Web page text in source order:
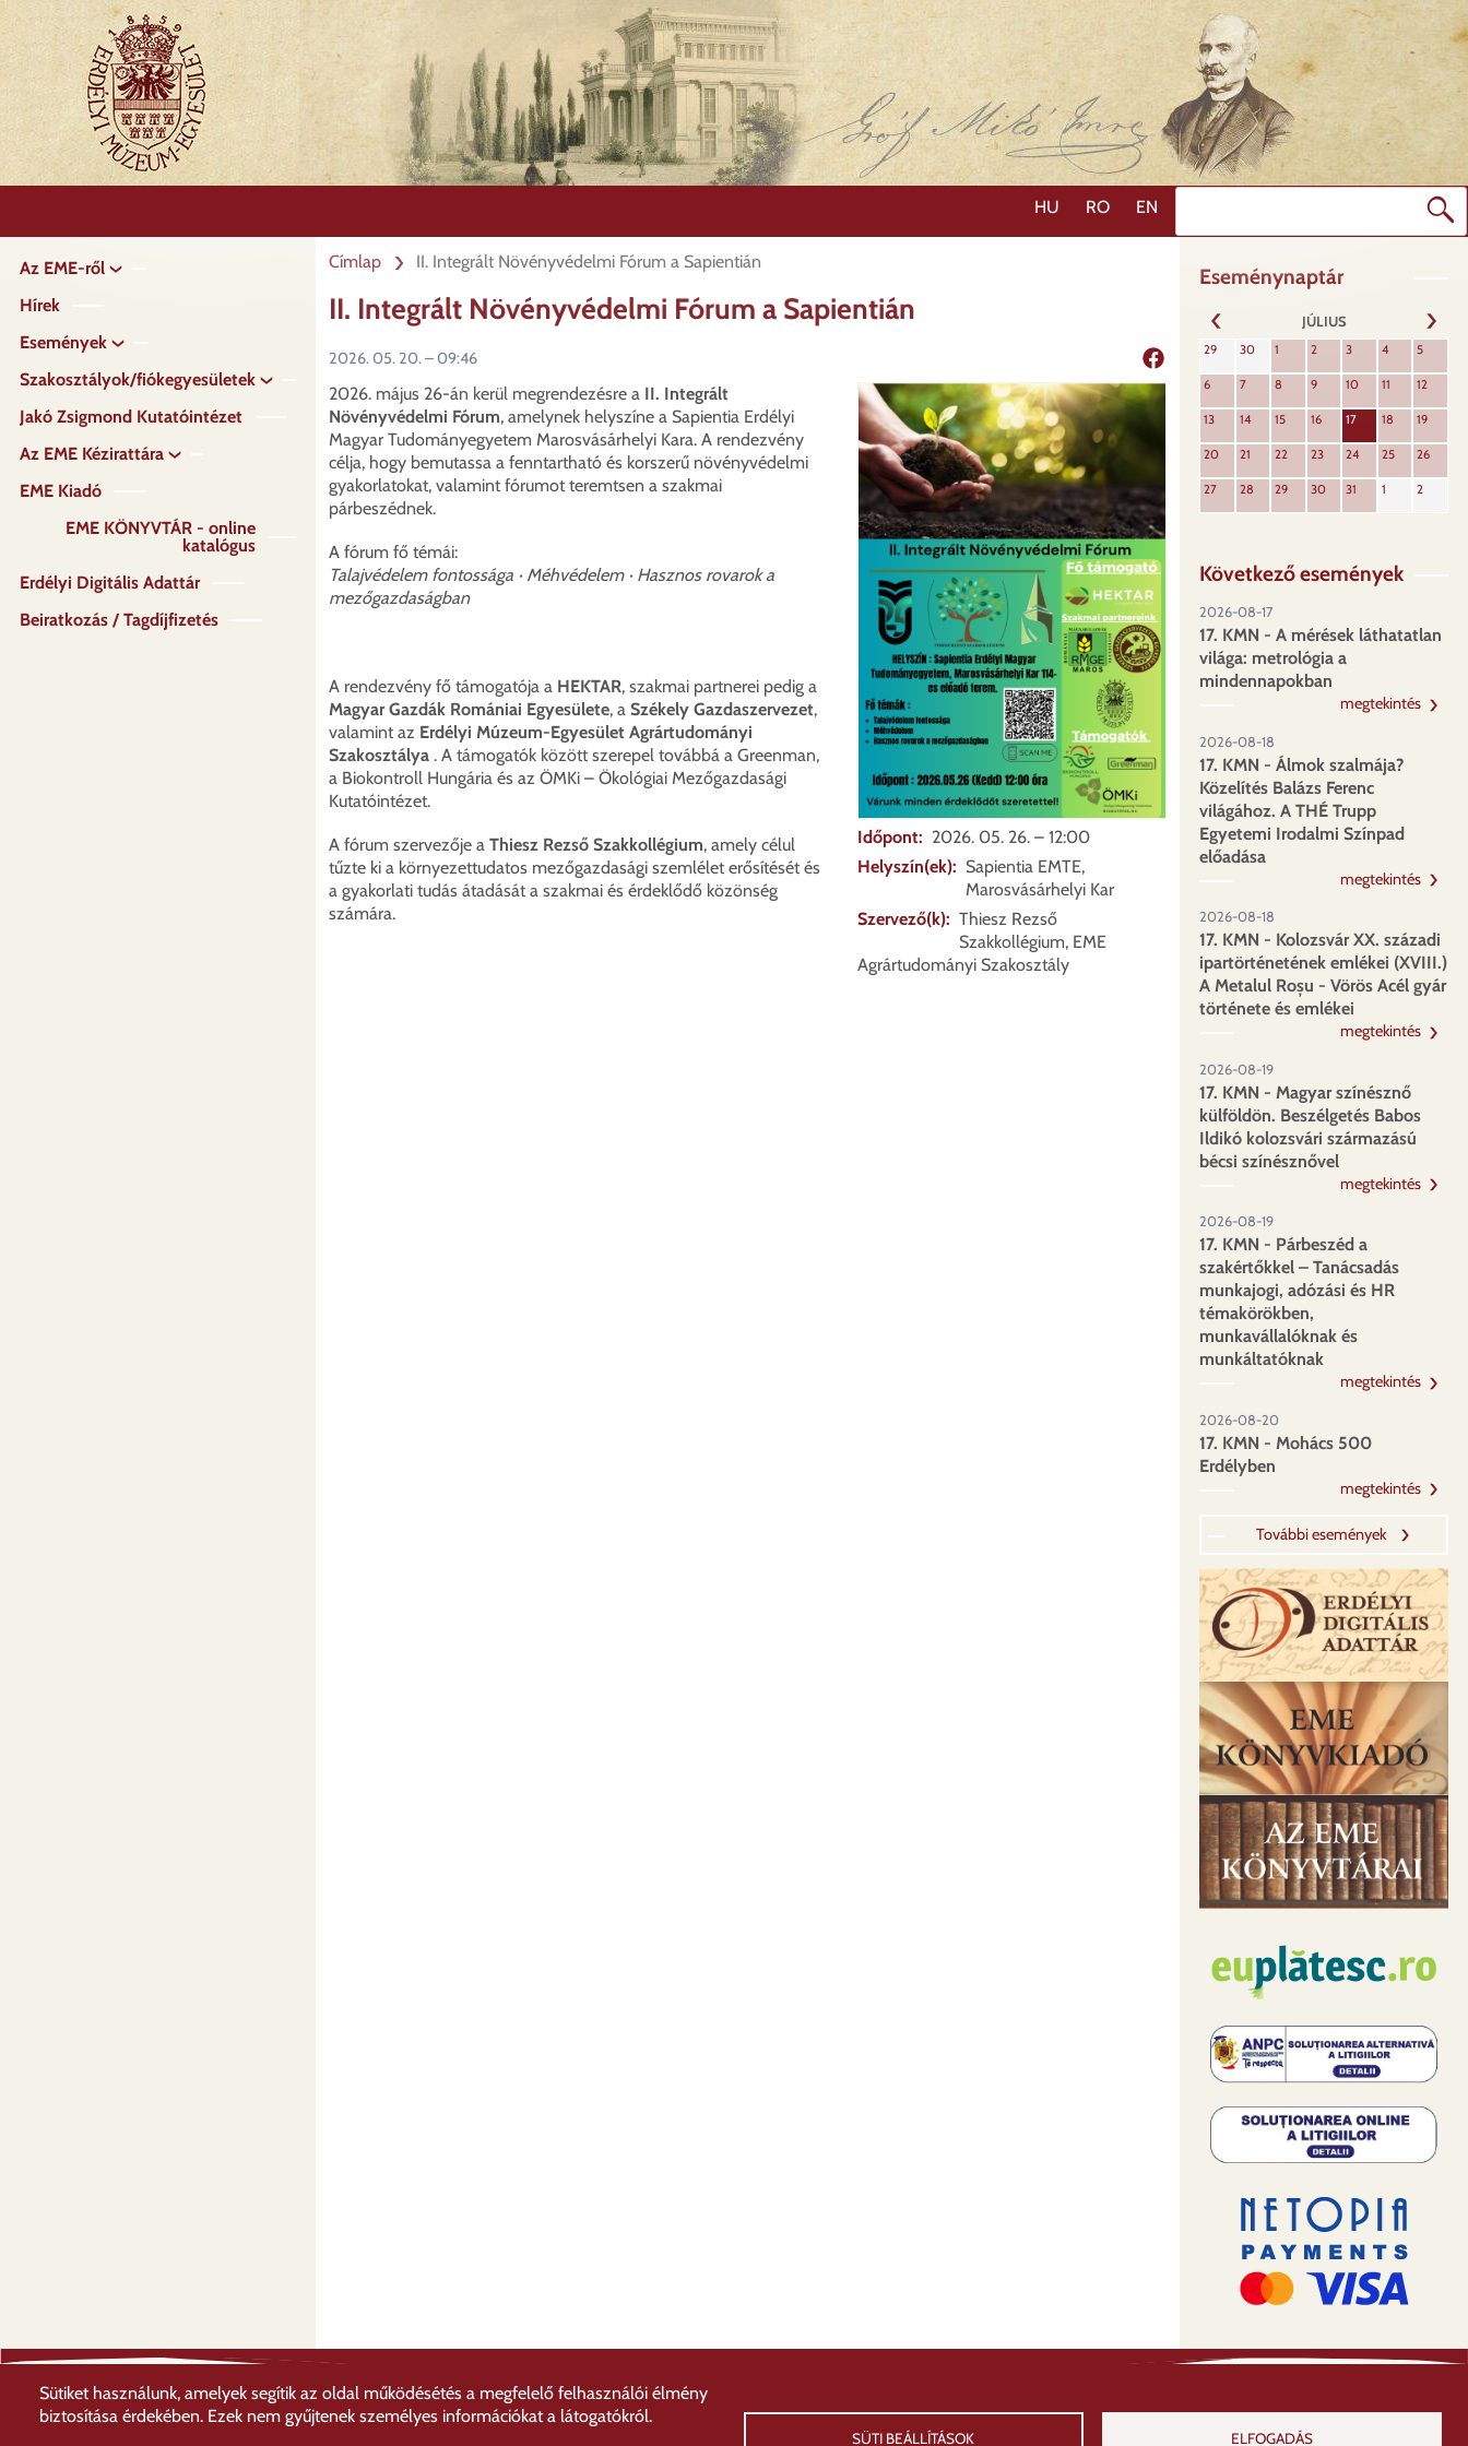
a
tartalomra
HU RO EN
Címlap II. Integrált Növényvédelmi Fórum a Sapientián
II. Integrált Növényvédelmi Fórum a Sapientián
Megosztás
2026. 05. 20. – 09:46
Időpont
2026. 05. 26. – 12:00
Helyszín(ek)
Sapientia EMTE,
Marosvásárhelyi Kar
Szervező(k)
Thiesz Rezső
Szakkollégium, EME
Agrártudományi Szakosztály
2026. május 26-án kerül megrendezésre a II. Integrált
Növényvédelmi Fórum, amelynek helyszíne a Sapientia Erdélyi
Magyar Tudományegyetem Marosvásárhelyi Kara. A rendezvény
célja, hogy bemutassa a fenntartható és korszerű növényvédelmi
gyakorlatokat, valamint fórumot teremtsen a szakmai
párbeszédnek.
A fórum fő témái:
Talajvédelem fontossága · Méhvédelem · Hasznos rovarok a
mezőgazdaságban
A rendezvény fő támogatója a HEKTAR, szakmai partnerei pedig a
Magyar Gazdák Romániai Egyesülete, a Székely Gazdaszervezet,
valamint az Erdélyi Múzeum-Egyesület Agrártudományi
Szakosztálya . A támogatók között szerepel továbbá a Greenman,
a Biokontroll Hungária és az ÖMKi – Ökológiai Mezőgazdasági
Kutatóintézet.
A fórum szervezője a Thiesz Rezső Szakkollégium, amely célul
tűzte ki a környezettudatos mezőgazdasági szemlélet erősítését és
a gyakorlati tudás átadását a szakmai és érdeklődő közönség
számára.
Fő
navigáció
Az EME-ről
Hírek
Események
Szakosztályok/fiókegyesületek
Jakó Zsigmond Kutatóintézet
Az EME Kézirattára
EME Kiadó
EME KÖNYVTÁR - online
katalógus
Erdélyi Digitális Adattár
Beiratkozás / Tagdíjfizetés
Eseménynaptár
ELŐZŐ
JÚLIUS
29 30 1 2 3 4 5
6 7 8 9 10 11 12
13 14 15 16 17 18 19
20 21 22 23 24 25 26
27 28 29 30 31 1 2
Következő események
2026-08-17
17. KMN - A mérések láthatatlan
világa: metrológia a
mindennapokban
megtekintés
2026-08-18
17. KMN - Álmok szalmája?
Közelítés Balázs Ferenc
világához. A THÉ Trupp
Egyetemi Irodalmi Színpad
előadása
megtekintés
2026-08-18
17. KMN - Kolozsvár XX. századi
ipartörténetének emlékei (XVIII.)
A Metalul Roșu - Vörös Acél gyár
története és emlékei
megtekintés
2026-08-19
17. KMN - Magyar színésznő
külföldön. Beszélgetés Babos
Ildikó kolozsvári származású
bécsi színésznővel
megtekintés
2026-08-19
17. KMN - Párbeszéd a
szakértőkkel – Tanácsadás
munkajogi, adózási és HR
témakörökben,
munkavállalóknak és
munkáltatóknak
megtekintés
2026-08-20
17. KMN - Mohács 500
Erdélyben
megtekintés
További események
Sütiket használunk, amelyek segítik az oldal működésétés a megfelelő felhasználói élmény
biztosítása érdekében. Ezek nem gyűjtenek személyes információkat a látogatókról.
SÜTI BEÁLLÍTÁSOK ELFOGADÁS